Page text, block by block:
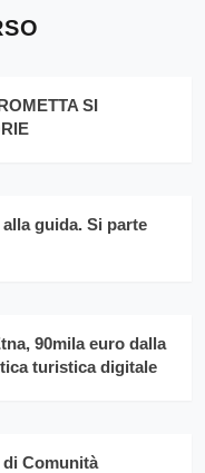
SI
guida. Si parte
90mila euro dalla
turistica digitale
di Comunità